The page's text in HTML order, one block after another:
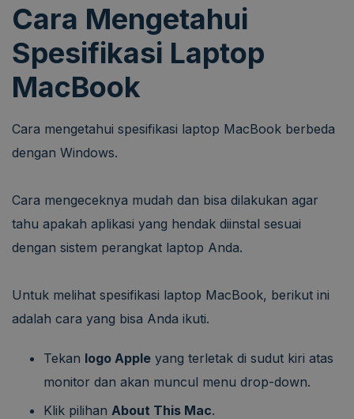
Cara Mengetahui
Spesifikasi Laptop
MacBook
Cara mengetahui spesifikasi laptop MacBook berbeda
dengan Windows.
Cara mengeceknya mudah dan bisa dilakukan agar
tahu apakah aplikasi yang hendak diinstal sesuai
dengan sistem perangkat laptop Anda.
Untuk melihat spesifikasi laptop MacBook, berikut ini
adalah cara yang bisa Anda ikuti.
Tekan logo Apple yang terletak di sudut kiri atas
monitor dan akan muncul menu drop-down.
Klik pilihan About This Mac.